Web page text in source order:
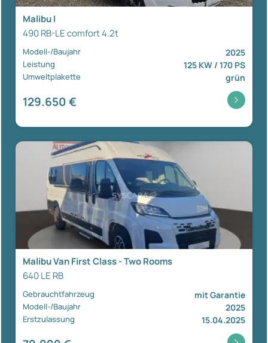
Malibu I
490 RB-LE comfort 4.2t
Modell-/Baujahr 2025
Leistung 125 KW / 170 PS
Umweltplakette grün
129.650 €
Malibu Van First Class - Two Rooms
640 LE RB
Gebrauchtfahrzeug mit Garantie
Modell-/Baujahr 2025
Erstzulassung 15.04.2025